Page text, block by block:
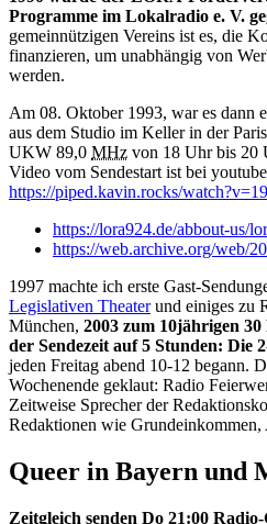
Programme im Lokalradio e. V.
gemeinnützigen Vereins ist es, die
finanzieren, um unabhängig von
werden.
Am 08. Oktober 1993, war es dann
aus dem Studio im Keller in der
UKW 89,0 MHz von 18 Uhr bis 20
Video vom Sendestart ist bei
https://piped.kavin.rocks/
https://lora924.de/abbout-us/
https://web.archive.org/web/
1997 machte ich erste Gast-
Legislativen Theaterund einiges zu
München, 2003 zum 10jährigen
der Sendezeit auf 5 Stunden: Die
jeden Freitag abend 10-12 begann.
Wochenende geklaut: Radio
Zeitweise Sprecher der
Redaktionen wie
Queer in Bayern und
Zeitgleich senden Do 21:00